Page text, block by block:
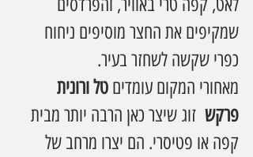
שמקיפים את החצר מוסיפים ניחוח
כפרי שקשה לשחזר בעיר.
מאחורי המקום עומדים טל ורונית
פרקש זוג שיצר כאן הרבה יותר מבית
קפה או פטיסרי. הם יצרו מרחב של